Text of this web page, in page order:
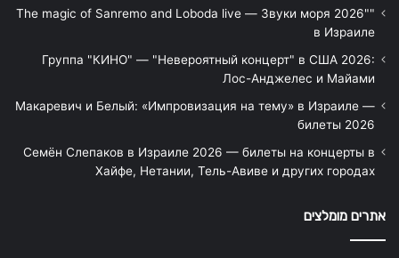
"The magic of Sanremo and Loboda live — Звуки моря 2026"
в Израиле
Группа "КИНО" — "Невероятный концерт" в США 2026:
Лос-Анджелес и Майами
Макаревич и Белый: «Импровизация на тему» в Израиле —
билеты 2026
Семён Слепаков в Израиле 2026 — билеты на концерты в
Хайфе, Нетании, Тель-Авиве и других городах
אתרים מומלצים